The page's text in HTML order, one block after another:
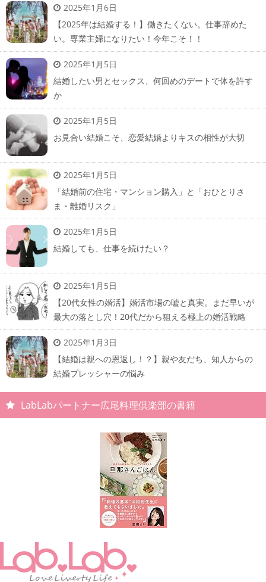
2025年1月6日
【2025年は結婚する！】働きたくない。仕事辞めた
い。専業主婦になりたい！今年こそ！！
2025年1月5日
結婚したい男とセックス、何回めのデートで体を許す
か
2025年1月5日
お見合い結婚こそ、恋愛結婚よりキスの相性が大切
2025年1月5日
「結婚前の住宅・マンション購入」と「おひとりさ
ま・離婚リスク」
2025年1月5日
結婚しても、仕事を続けたい？
2025年1月5日
【20代女性の婚活】婚活市場の嘘と真実。まだ早いが
最大の落とし穴！20代だから狙える極上の婚活戦略
2025年1月3日
【結婚は親への恩返し！？】親や友だち、知人からの
結婚プレッシャーの悩み
LabLabパートナー広尾料理倶楽部の書籍